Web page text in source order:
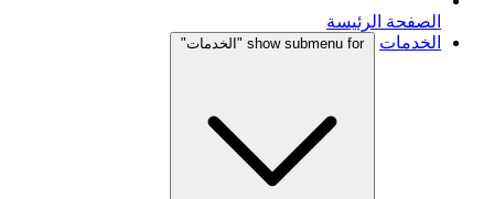
الصفحة الرئيسة
الخدمات
show submenu for "الخدمات"